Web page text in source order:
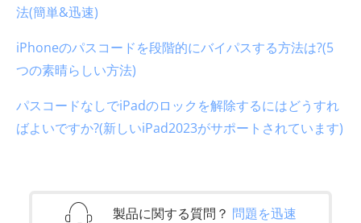
法(簡単&迅速)
iPhoneのパスコードを段階的にバイパスする方法は?(5
つの素晴らしい方法)
パスコードなしでiPadのロックを解除するにはどうすれ
ばよいですか?(新しいiPad2023がサポートされています)
製品に関する質問？ 問題を迅速